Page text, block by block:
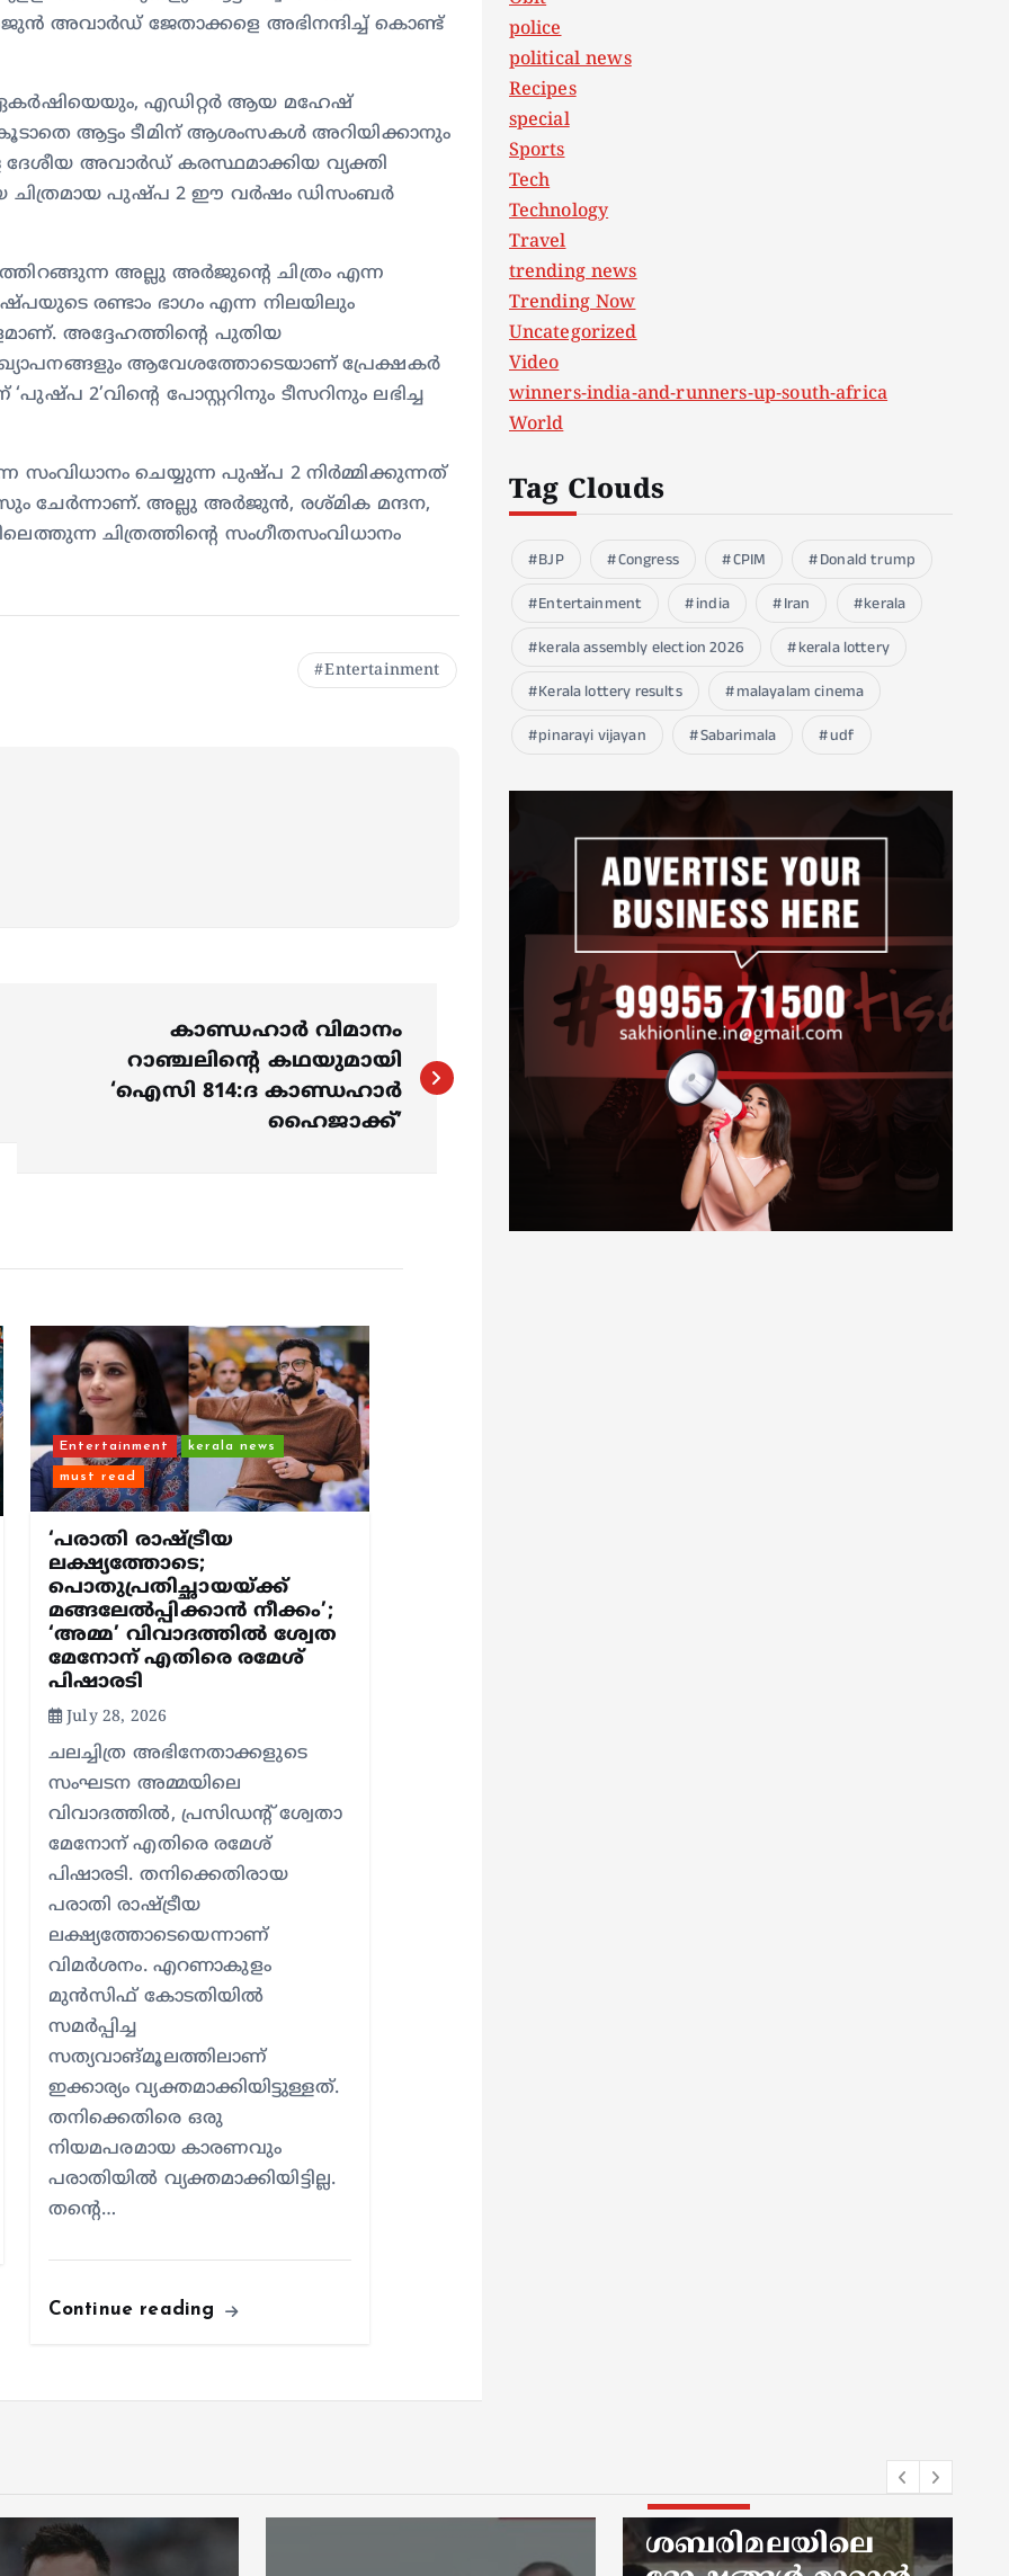
അവാര്‍ഡ്‌ ജേതാക്കളെ അഭിനന്ദിച്ച് കൊണ്ട്
എഡിറ്റര്‍ ആയ മഹേഷ്‌
ആട്ടം ടീമിന് ആശംസകള്‍ അറിയിക്കാനും
ദേശീയ അവാര്‍ഡ്‌ കരസ്ഥമാക്കിയ വ്യക്തി
പുഷ്പ 2 ഈ വര്‍ഷം ഡിസംബര്‍
അല്ലു അര്‍ജുന്റെ ചിത്രം എന്ന
രണ്ടാം ഭാഗം എന്ന നിലയിലും
അദ്ദേഹത്തിന്റെ പുതിയ
ആവേശത്തോടെയാണ് പ്രേക്ഷകര്‍
2’വിന്റെ പോസ്റ്ററിനും ടീസറിനും ലഭിച്ച
ചെയ്യുന്ന പുഷ്പ 2 നിര്‍മ്മിക്കുന്നത്
ചേർന്നാണ്. അല്ലു അര്‍ജുന്‍, രശ്മിക മന്ദന,
ചിത്രത്തിന്റെ സംഗീതസംവിധാനം
Entertainment
കാണ്ഡഹാർ വിമാനം
റാഞ്ചലിന്‍റെ കഥയുമായി
‘ഐസി 814:ദ കാണ്ഡഹാർ
ഹൈജാക്ക്’
Entertainment kerala news
must read
‘പരാതി രാഷ്ട്രീയ
ലക്ഷ്യത്തോടെ;
പൊതുപ്രതിച്ഛായയ്ക്ക്
മങ്ങലേല്‍പ്പിക്കാന്‍ നീക്കം’;
‘അമ്മ’ വിവാദത്തില്‍ ശ്വേത
മേനോന് എതിരെ രമേശ്
പിഷാരടി
July 28, 2026
ചലച്ചിത്ര അഭിനേതാക്കളുടെ
സംഘടന അമ്മയിലെ
വിവാദത്തില്‍, പ്രസിഡന്റ് ശ്വേതാ
മേനോന് എതിരെ രമേശ്
പിഷാരടി. തനിക്കെതിരായ
പരാതി രാഷ്ട്രീയ
ലക്ഷ്യത്തോടെയെന്നാണ്
വിമര്‍ശനം. എറണാകുളം
മുന്‍സിഫ് കോടതിയില്‍
സമര്‍പ്പിച്ച
സത്യവാങ്മൂലത്തിലാണ്
ഇക്കാര്യം വ്യക്തമാക്കിയിട്ടുള്ളത്.
തനിക്കെതിരെ ഒരു
നിയമപരമായ കാരണവും
പരാതിയില്‍ വ്യക്തമാക്കിയിട്ടില്ല.
തന്റെ…
Continue reading
police
political news
Recipes
special
Sports
Tech
Technology
Travel
trending news
Trending Now
Uncategorized
Video
winners-india-and-runners-up-south-africa
World
Tag Clouds
BJP Congress CPIM
Donald trump
Entertainment
india Iran
kerala
kerala assembly election 2026
kerala lottery
Kerala lottery results
malayalam cinema
pinarayi vijayan
Sabarimala udf
ശബരിമലയിലെ